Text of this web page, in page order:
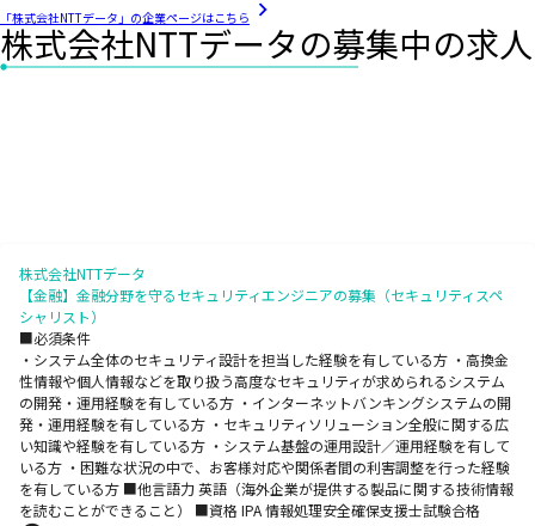
「株式会社NTTデータ」の企業ページはこちら
株式会社NTTデータの募集中の求人
株式会社NTTデータ
【金融】金融分野を守るセキュリティエンジニアの募集（セキュリティスペ
シャリスト）
■必須条件
・システム全体のセキュリティ設計を担当した経験を有している方 ・高換金
性情報や個人情報などを取り扱う高度なセキュリティが求められるシステム
の開発・運用経験を有している方 ・インターネットバンキングシステムの開
発・運用経験を有している方 ・セキュリティソリューション全般に関する広
い知識や経験を有している方 ・システム基盤の運用設計／運用経験を有して
いる方 ・困難な状況の中で、お客様対応や関係者間の利害調整を行った経験
を有している方 ■他言語力 英語（海外企業が提供する製品に関する技術情報
を読むことができること） ■資格 IPA 情報処理安全確保支援士試験合格